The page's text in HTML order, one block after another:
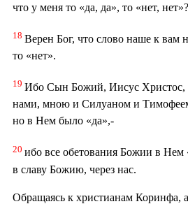
что у меня то «да, да», то «нет, нет»?
18 Верен Бог, что слово наше к вам
то «нет».
19 Ибо Сын Божий, Иисус Христос,
нами, мною и Силуаном и
но в Нем было «да»,-
20 ибо все обетования Божии в
в славу Божию, через нас.
Обращаясь к христианам Коринфа,